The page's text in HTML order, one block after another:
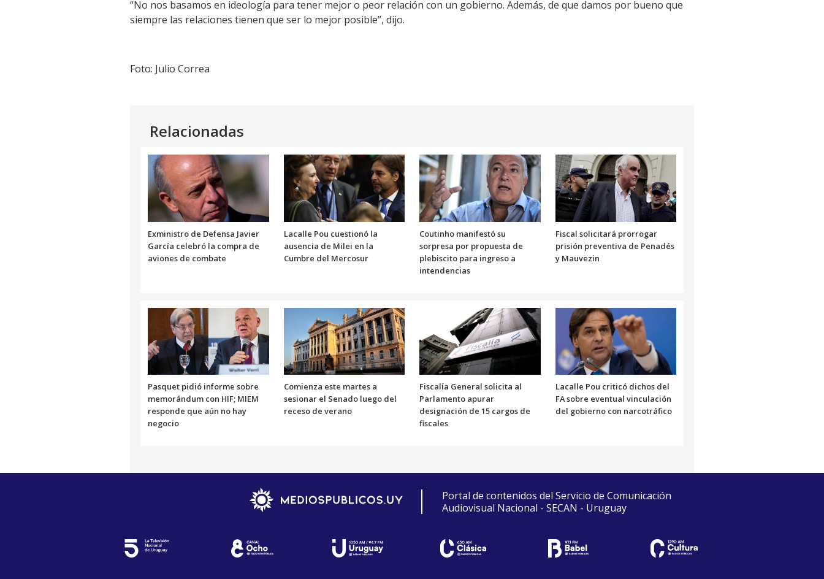
“No nos basamos en ideología para tener mejor o peor relación con un gobierno. Además, de que damos por bueno que
siempre las relaciones tienen que ser lo mejor posible”, dijo.
Foto: Julio Correa
Relacionadas
Exministro de Defensa Javier
García celebró la compra de
aviones de combate
Lacalle Pou cuestionó la
ausencia de Milei en la
Cumbre del Mercosur
Coutinho manifestó su
sorpresa por propuesta de
plebiscito para ingreso a
intendencias
Fiscal solicitará prorrogar
prisión preventiva de Penadés
y Mauvezin
Pasquet pidió informe sobre
memorándum con HIF; MIEM
responde que aún no hay
negocio
Comienza este martes a
sesionar el Senado luego del
receso de verano
Fiscalía General solicita al
Parlamento apurar
designación de 15 cargos de
fiscales
Lacalle Pou criticó dichos del
FA sobre eventual vinculación
del gobierno con narcotráfico
Portal de contenidos del Servicio de Comunicación
Audiovisual Nacional - SECAN - Uruguay